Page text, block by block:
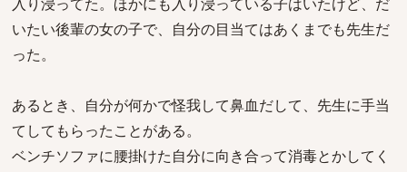
いたい後輩の女の子で、自分の目当てはあくまでも先生だ
った。
あるとき、自分が何かで怪我して鼻血だして、先生に手当
てしてもらったことがある。
ベンチソファに腰掛けた自分に向き合って消毒とかしてく